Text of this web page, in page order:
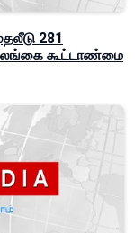
281
கூட்டாண்மை